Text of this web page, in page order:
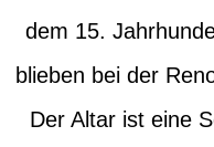
dem 15.
blieben bei der
Der Altar ist eine